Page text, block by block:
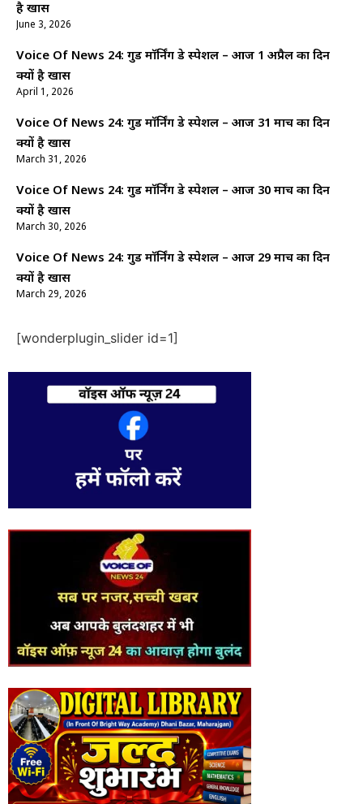
है खास
June 3, 2026
Voice Of News 24: गुड माॅर्निंग डे स्पेशल – आज 1 अप्रैल का दिन
क्यों है खास
April 1, 2026
Voice Of News 24: गुड माॅर्निंग डे स्पेशल – आज 31 मार्च का दिन
क्यों है खास
March 31, 2026
Voice Of News 24: गुड माॅर्निंग डे स्पेशल – आज 30 मार्च का दिन
क्यों है खास
March 30, 2026
Voice Of News 24: गुड माॅर्निंग डे स्पेशल – आज 29 मार्च का दिन
क्यों है खास
March 29, 2026
[wonderplugin_slider id=1]